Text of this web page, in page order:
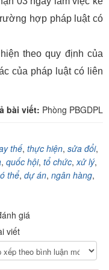
hợp pháp luật có
theo quy định của
của pháp luật có liên
bài viết: Phòng PBGDPL
thế, thực hiện, sửa đổi,
, quốc hội, tổ chức,xử lý,
thể, dự án, ngân hàng,
giá
viết